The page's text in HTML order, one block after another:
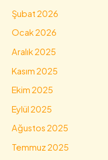
Şubat 2026
Ocak 2026
Aralık 2025
Kasım 2025
Ekim 2025
Eylül 2025
Ağustos 2025
Temmuz 2025